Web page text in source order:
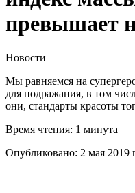
превышает
Новости
Мы равняемся на
для подражания, в том
они, стандарты красоты
Время чтения: 1 минута
Опубликовано: 2 мая 2019